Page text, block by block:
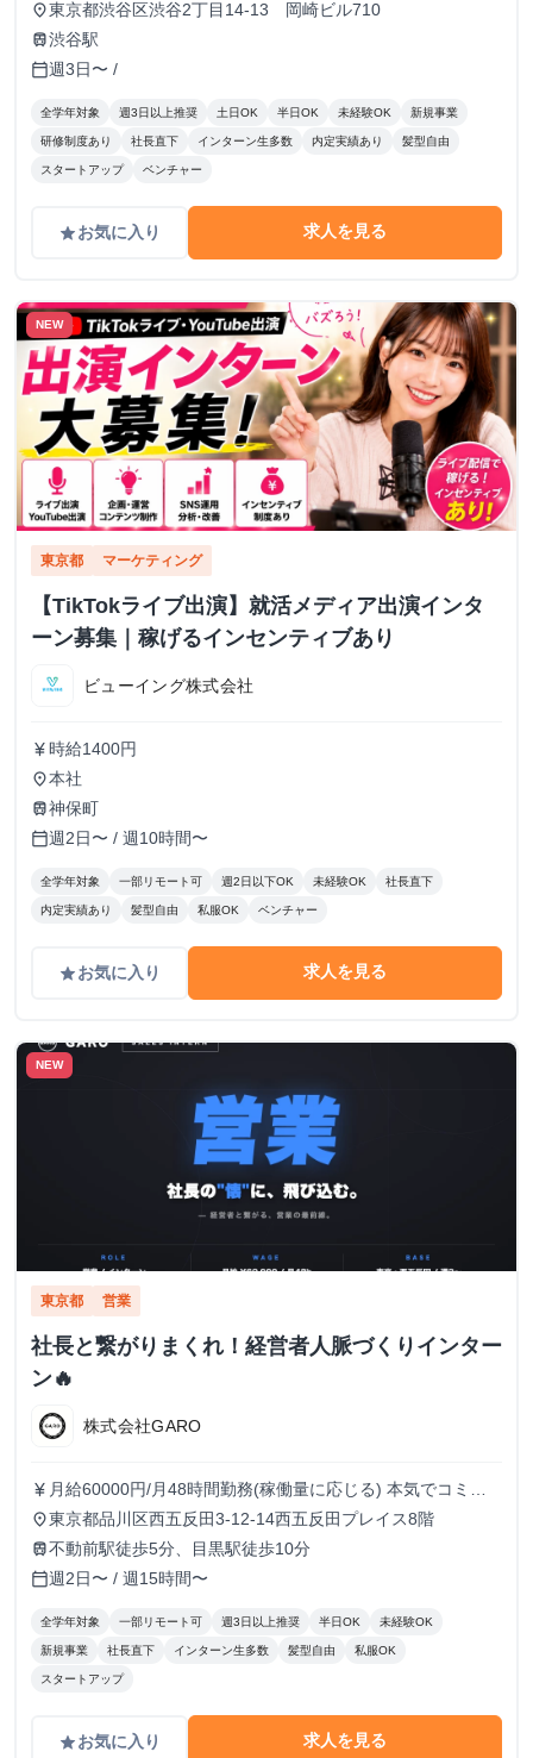
place東京都渋谷区渋谷2丁目14-13 岡崎ビル710
train渋谷駅
calendar_today週3日〜 /
全学年対象 週3日以上推奨 土日OK 半日OK 未経験OK 新規事業
研修制度あり 社長直下 インターン生多数 内定実績あり 髪型自由
スタートアップ ベンチャー
gradeお気に入り 求人を見る
NEW
東京都 マーケティング
【TikTokライブ出演】就活メディア出演インタ
ーン募集｜稼げるインセンティブあり
ビューイング株式会社
currency_yen 時給1400円
place本社
train神保町
calendar_today週2日〜 / 週10時間〜
全学年対象 一部リモート可 週2日以下OK 未経験OK 社長直下
内定実績あり 髪型自由 私服OK ベンチャー
gradeお気に入り 求人を見る
NEW
東京都 営業
社長と繋がりまくれ！経営者人脈づくりインター
ン🔥
株式会社GARO
currency_yen 月給60000円/月48時間勤務(稼働量に応じる) 本気でコミッ
トすれば、学生でも圧倒的な実績と報酬を得られる環境で
す！
place東京都品川区西五反田3-12-14西五反田プレイス8階
train不動前駅徒歩5分、目黒駅徒歩10分
calendar_today週2日〜 / 週15時間〜
全学年対象 一部リモート可 週3日以上推奨 半日OK 未経験OK
新規事業 社長直下 インターン生多数 髪型自由 私服OK
スタートアップ
gradeお気に入り 求人を見る